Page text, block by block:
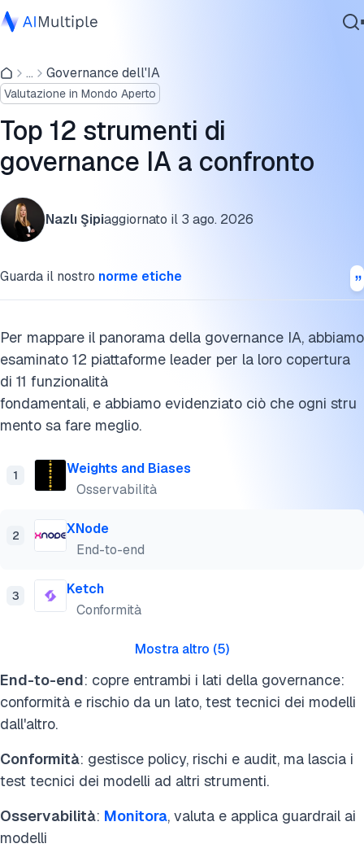
IA Agente
Sicurezza Informatica
Dati
Software Aziendale
Servizi
... Governance dell'IA
Valutazione in Mondo Aperto
Top 12 strumenti di
governance IA a confronto
Nazlı Şipiaggiornato il 3 ago. 2026
Guarda il nostro norme etiche
Per mappare il panorama della governance IA, abbiamo
esaminato 12 piattaforme leader per la loro copertura
di 11 funzionalità
fondamentali, e abbiamo evidenziato ciò che ogni stru
mento sa fare meglio.
1
Weights and Biases
Osservabilità
2
XNode
End-to-end
3
Ketch
Conformità
Mostra altro (5)
End-to-end: copre entrambi i lati della governance:
conformità e rischio da un lato, test tecnici dei modelli
dall'altro.
Conformità: gestisce policy, rischi e audit, ma lascia i
test tecnici dei modelli ad altri strumenti.
Osservabilità: Monitora, valuta e applica guardrail ai
modelli
I migliori strumenti di governance IA
Governance degli agenti IA vs. governance IA
FAQ
Cita questa ricerca